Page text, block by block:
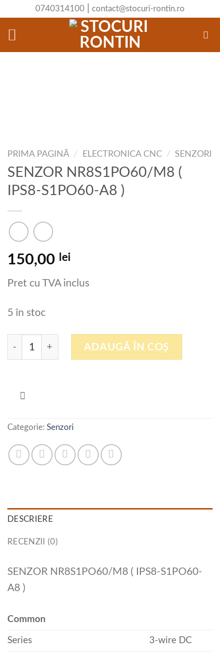
content
0740314100 contact@stocuri-rontin.ro
PRIMA PAGINĂ / ELECTRONICA CNC / SENZORI
SENZOR NR8S1PO60/M8 (
IPS8-S1PO60-A8 )
150,00 lei
Pret cu TVA inclus
5 în stoc
Cantitate SENZOR NR8S1PO60/M8 ( IPS8-
ADAUGĂ ÎN COȘ
Categorie: Senzori
DESCRIERE
RECENZII (0)
SENZOR NR8S1PO60/M8 ( IPS8-S1PO60-
A8 )
Common
Series 3-wire DC